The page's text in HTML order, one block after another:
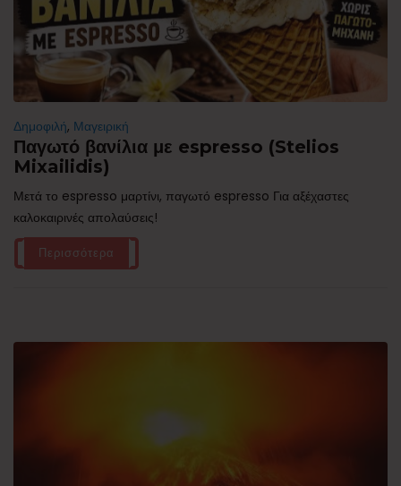
Δημοφιλή, Μαγειρική
Παγωτό βανίλια με espresso (Stelios
Mixailidis)
Μετά το espresso μαρτίνι, παγωτό espresso Για αξέχαστες
καλοκαιρινές απολαύσεις!
Περισσότερα